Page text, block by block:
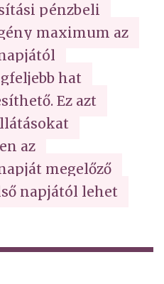
pénzbeli
maximum az
hat
Ez azt
az
megelőző
napjától lehet